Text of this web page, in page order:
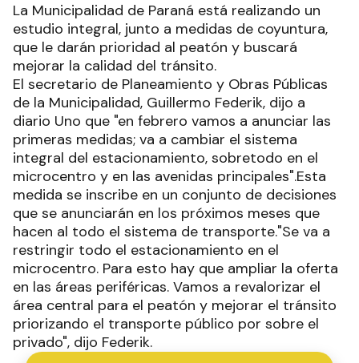
La Municipalidad de Paraná está realizando un
estudio integral, junto a medidas de coyuntura,
que le darán prioridad al peatón y buscará
mejorar la calidad del tránsito.
El secretario de Planeamiento y Obras Públicas
de la Municipalidad, Guillermo Federik, dijo a
diario Uno que "en febrero vamos a anunciar las
primeras medidas; va a cambiar el sistema
integral del estacionamiento, sobretodo en el
microcentro y en las avenidas principales".Esta
medida se inscribe en un conjunto de decisiones
que se anunciarán en los próximos meses que
hacen al todo el sistema de transporte."Se va a
restringir todo el estacionamiento en el
microcentro. Para esto hay que ampliar la oferta
en las áreas periféricas. Vamos a revalorizar el
área central para el peatón y mejorar el tránsito
priorizando el transporte público por sobre el
privado", dijo Federik.